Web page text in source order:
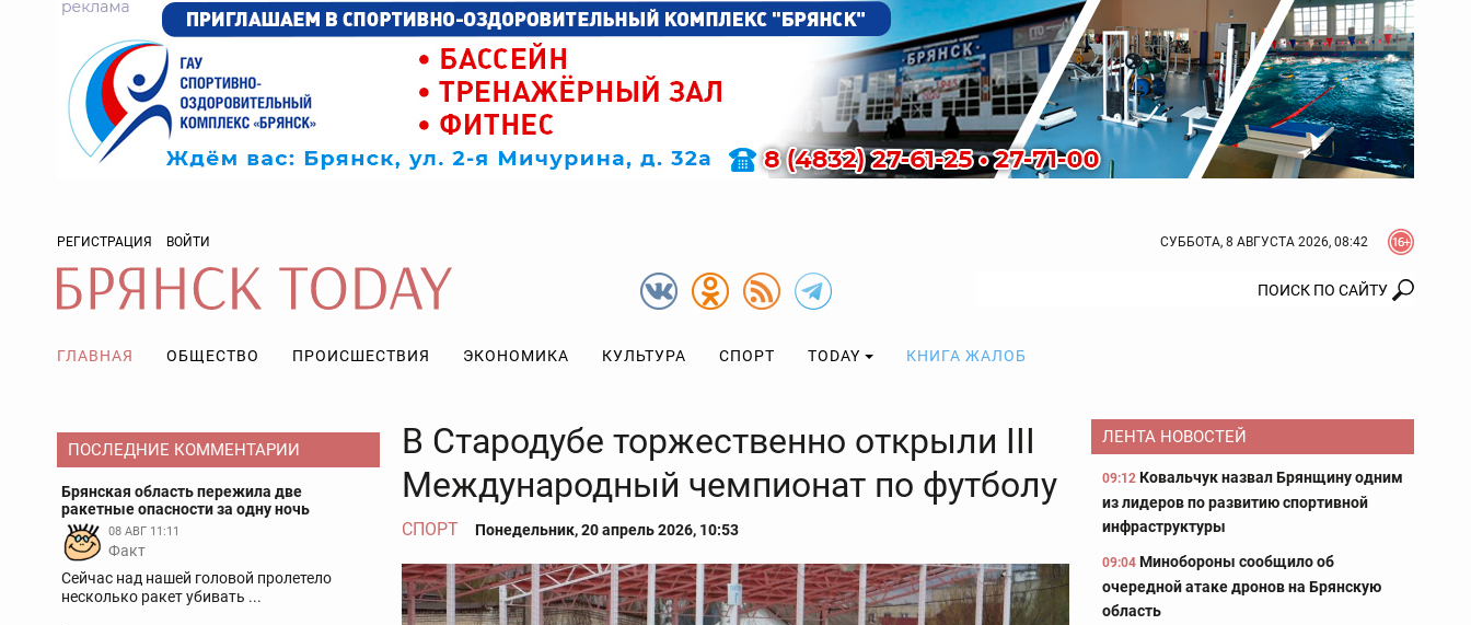
РЕГИСТРАЦИЯ ВОЙТИ СУББОТА, 8 АВГУСТА 2026, 08:42
ГЛАВНАЯ ОБЩЕСТВО ПРОИСШЕСТВИЯ ЭКОНОМИКА КУЛЬТУРА СПОРТ TODAY КНИГА ЖАЛОБ
ПОСЛЕДНИЕ КОММЕНТАРИИ
Брянская область пережила две
ракетные опасности за одну ночь
08 АВГ 11:11
Факт
Сейчас над нашей головой пролетело
несколько ракет убивать ...
В Стародубе торжественно открыли III
Международный чемпионат по футболу
СПОРТ Понедельник, 20 апрель 2026, 10:53
ЛЕНТА НОВОСТЕЙ
09:12 Ковальчук назвал Брянщину одним
из лидеров по развитию спортивной
инфраструктуры
09:04 Минобороны сообщило об
очередной атаке дронов на Брянскую
область